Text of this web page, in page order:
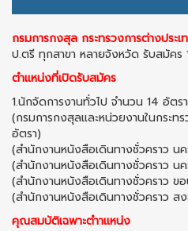
กรมการกงสุล กระทรวงการต่างประเ
ป.ตรี ทุกสาขา หลายจังหวัด รับสมัค
ตำแหน่งที่เปิดรับสมัคร
1.นักจัดการงานทั่วไป จำนวน 14 อัตรา
(กรมการกงสุลและหน่วยงานในกระท
อัตรา)
(สํานักงานหนังสือเดินทางชั่วคราว น
(สํานักงานหนังสือเดินทางชั่วคราว น
(สํานักงานหนังสือเดินทางชั่วคราว ข
(สํานักงานหนังสือเดินทางชั่วคราว ส
คุณสมบัติเฉพาะตําาแหน่ง